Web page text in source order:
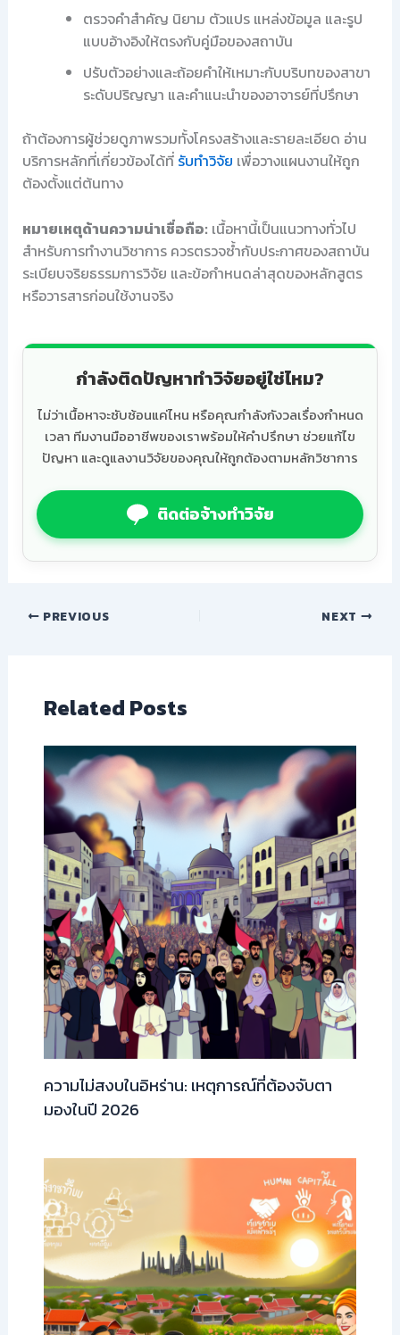
ตรวจคำสำคัญ นิยาม ตัวแปร แหล่งข้อมูล และรูป
แบบอ้างอิงให้ตรงกับคู่มือของสถาบัน
ปรับตัวอย่างและถ้อยคำให้เหมาะกับบริบทของสาขา
ระดับปริญญา และคำแนะนำของอาจารย์ที่ปรึกษา
ถ้าต้องการผู้ช่วยดูภาพรวมทั้งโครงสร้างและรายละเอียด อ่าน
บริการหลักที่เกี่ยวข้องได้ที่ รับทำวิจัย เพื่อวางแผนงานให้ถูก
ต้องตั้งแต่ต้นทาง
หมายเหตุด้านความน่าเชื่อถือ: เนื้อหานี้เป็นแนวทางทั่วไป
สำหรับการทำงานวิชาการ ควรตรวจซ้ำกับประกาศของสถาบัน
ระเบียบจริยธรรมการวิจัย และข้อกำหนดล่าสุดของหลักสูตร
หรือวารสารก่อนใช้งานจริง
กำลังติดปัญหาทำวิจัยอยู่ใช่ไหม?
ไม่ว่าเนื้อหาจะซับซ้อนแค่ไหน หรือคุณกำลังกังวลเรื่องกำหนด
เวลา ทีมงานมืออาชีพของเราพร้อมให้คำปรึกษา ช่วยแก้ไข
ปัญหา และดูแลงานวิจัยของคุณให้ถูกต้องตามหลักวิชาการ
ติดต่อจ้างทำวิจัย
PREVIOUS NEXT
Related Posts
ความไม่สงบในอิหร่าน: เหตุการณ์ที่ต้องจับตา
มองในปี 2026